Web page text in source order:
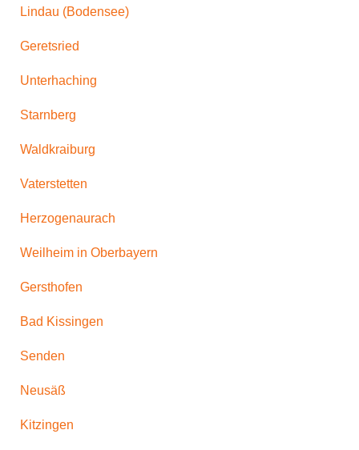
Lindau (Bodensee)
Geretsried
Unterhaching
Starnberg
Waldkraiburg
Vaterstetten
Herzogenaurach
Weilheim in Oberbayern
Gersthofen
Bad Kissingen
Senden
Neusäß
Kitzingen